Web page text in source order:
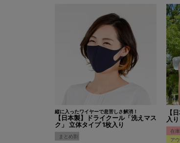
縦に入ったワイヤーで息苦しさ解消！
【日本製】ドライクール「洗えマス
ク」 立体タイプ 1枚入り
まとめ割
【
入り
在
ア